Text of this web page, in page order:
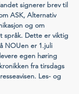
signerer brev til
ASK, Alternativ
og om
språk. Dette er viktig
NOUen er 1.juli
egen høring
fra tirsdags
Les- og